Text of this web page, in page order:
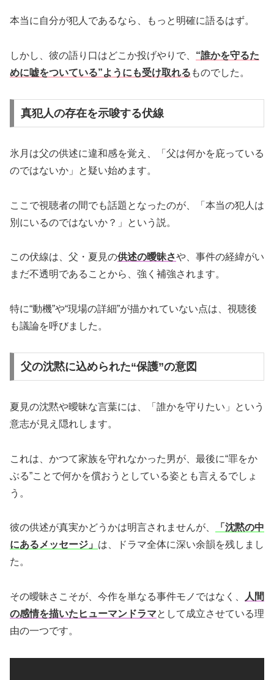
本当に自分が犯人であるなら、もっと明確に語るはず。
しかし、彼の語り口はどこか投げやりで、 “誰かを守るた
めに嘘をついている”ようにも受け取れる ものでした。
真犯人の存在を示唆する伏線
氷月は父の供述に違和感を覚え、「父は何かを庇っている
のではないか」と疑い始めます。
ここで視聴者の間でも話題となったのが、「本当の犯人は
別にいるのではないか？」という説。
この伏線は、父・夏見の供述の曖昧さや、事件の経緯がい
まだ不透明であることから、強く補強されます。
特に“動機”や“現場の詳細”が描かれていない点は、視聴後
も議論を呼びました。
父の沈黙に込められた“保護”の意図
夏見の沈黙や曖昧な言葉には、「誰かを守りたい」という
意志が見え隠れします。
これは、かつて家族を守れなかった男が、最後に“罪をか
ぶる”ことで何かを償おうとしている姿とも言えるでしょ
う。
彼の供述が真実かどうかは明言されませんが、
「沈黙の中
にあるメッセージ」 は、ドラマ全体に深い余韻を残しまし
た。
その曖昧さこそが、今作を単なる事件モノではなく、
人間
の感情を描いたヒューマンドラマとして成立させている理
由の一つです。